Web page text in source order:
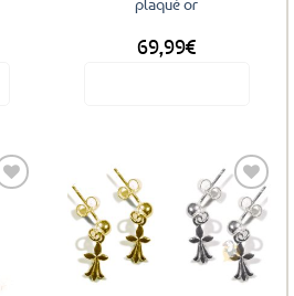
plaqué or
69,99€
plusieurs
variations.
options
peuvent
Ajouter
aux
favoris